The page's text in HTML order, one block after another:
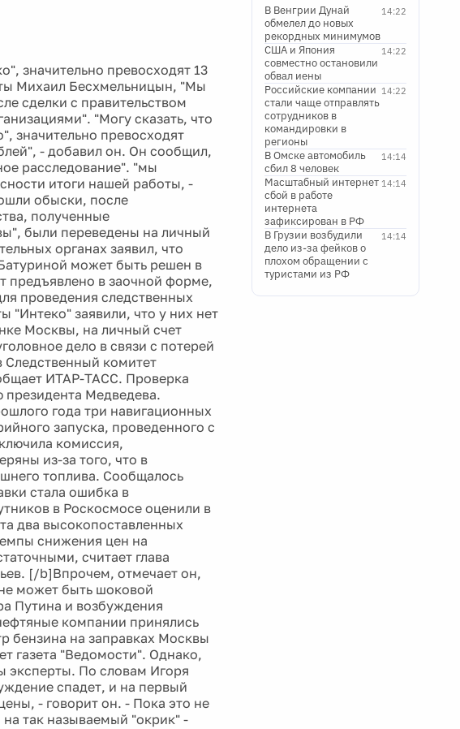
значительно превосходят 13
Михаил Бесхмельницын, "Мы
сделки с правительством
"Могу сказать, что
значительно превосходят
- добавил он. Он сообщил,
расследование". "мы
итоги нашей работы, -
обыски, после
полученные
были переведены на личный
органах заявил, что
может быть решен в
предъявлено в заочной форме,
проведения следственных
"Интеко" заявили, что у них нет
Москвы, на личный счет
дело в связи с потерей
комитет
ИТАР-ТАСС. Проверка
президента Медведева.
года три навигационных
запуска, проведенного с
комиссия,
из-за того, что в
топлива. Сообщалось
стала ошибка в
в Роскосмосе оценили в
два высокопоставленных
снижения цен на
считает глава
[/b]Впрочем, отмечает он,
может быть шоковой
Путина и возбуждения
компании принялись
бензина на заправках Москвы
газета "Ведомости". Однако,
эксперты. По словам Игоря
спадет, и на первый
- говорит он. - Пока это не
так называемый "окрик" -
14:22
В Венгрии Дунай
обмелел до новых
рекордных минимумов
14:22
США и Япония
совместно остановили
обвал иены
14:22
Российские компании
стали чаще отправлять
сотрудников в
командировки в
регионы
14:14
В Омске автомобиль
сбил 8 человек
14:14
Масштабный интернет
сбой в работе
интернета
зафиксирован в РФ
14:14
В Грузии возбудили
дело из-за фейков о
плохом обращении с
туристами из РФ